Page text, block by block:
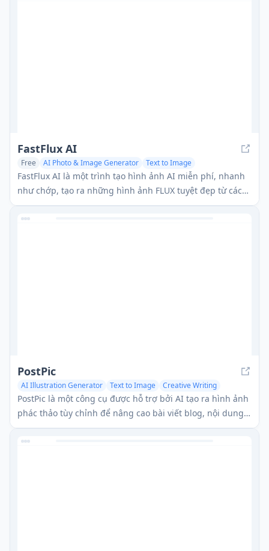
FastFlux AI
Free AI Photo & Image Generator
Text to Image
AI Art &Design Creator
FastFlux AI là một trình tạo hình ảnh AI miễn phí, nhanh
như chớp, tạo ra những hình ảnh FLUX tuyệt đẹp từ các
gợi ý văn bản mà không cần đăng ký hay áp đặt giới hạn
sử dụng.
PostPic
AI Illustration Generator Text to Image Creative Writing
PostPic là một công cụ được hỗ trợ bởi AI tạo ra hình ảnh
phác thảo tùy chỉnh để nâng cao bài viết blog, nội dung
mạng xã hội và các ấn phẩm trực tuyến khác.